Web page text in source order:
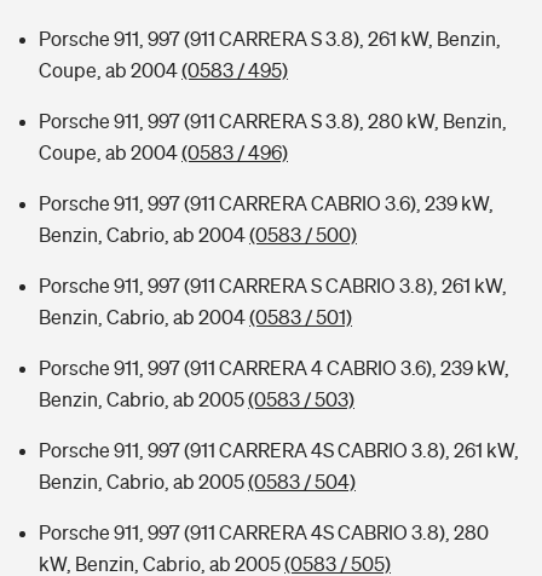
Porsche 911, 997 (911 CARRERA S 3.8), 261 kW, Benzin,
Coupe, ab 2004(0583 / 495)
Porsche 911, 997 (911 CARRERA S 3.8), 280 kW, Benzin,
Coupe, ab 2004(0583 / 496)
Porsche 911, 997 (911 CARRERA CABRIO 3.6), 239 kW,
Benzin, Cabrio, ab 2004(0583 / 500)
Porsche 911, 997 (911 CARRERA S CABRIO 3.8), 261 kW,
Benzin, Cabrio, ab 2004(0583 / 501)
Porsche 911, 997 (911 CARRERA 4 CABRIO 3.6), 239 kW,
Benzin, Cabrio, ab 2005(0583 / 503)
Porsche 911, 997 (911 CARRERA 4S CABRIO 3.8), 261 kW,
Benzin, Cabrio, ab 2005(0583 / 504)
Porsche 911, 997 (911 CARRERA 4S CABRIO 3.8), 280
kW, Benzin, Cabrio, ab 2005(0583 / 505)